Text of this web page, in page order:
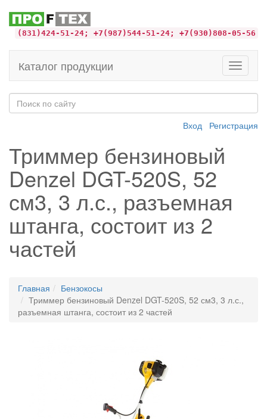
(831)424-51-24; +7(987)544-51-24; +7(930)808-05-56
Toggle
Каталог продукции
Вход Регистрация
Триммер бензиновый
Denzel DGT-520S, 52
см3, 3 л.с., разъемная
штанга, состоит из 2
частей
Главная
Бензокосы
Триммер бензиновый Denzel DGT-520S, 52 см3, 3 л.с.,
разъемная штанга, состоит из 2 частей